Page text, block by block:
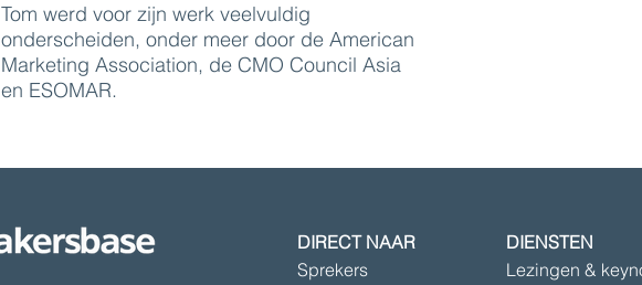
Tom werd voor zijn werk veelvuldig
onderscheiden, onder meer door de American
Marketing Association, de CMO Council Asia
en ESOMAR.
DIRECT NAAR
Sprekers
DIENSTEN
Lezingen &